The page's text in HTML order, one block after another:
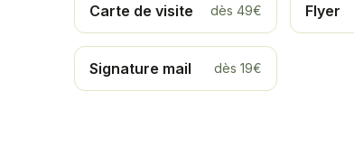
Carte de visite dès 49€ Flyer
Signature mail dès 19€